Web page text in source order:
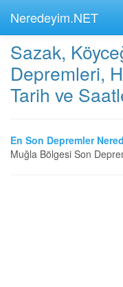
Neredeyim.NET
Sazak,
Depremleri,
Tarih ve
En Son Depremler
Muğla Bölgesi Son